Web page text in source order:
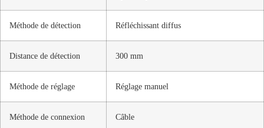
Méthode de détection Réfléchissant diffus
Distance de détection 300 mm
Méthode de réglage Réglage manuel
Méthode de connexion Câble